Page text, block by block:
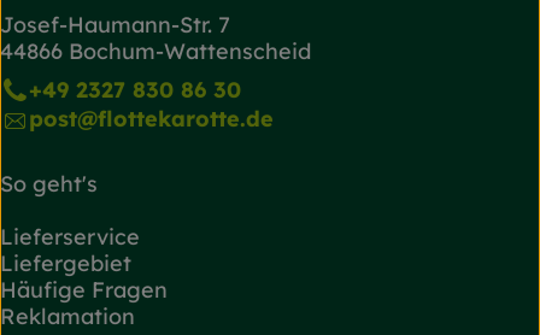
Josef-Haumann-Str. 7
44866 Bochum-Wattenscheid
+49 2327 830 86 30
post@flottekarotte.de
So geht's
Lieferservice
Liefergebiet
Häufige Fragen
Reklamation